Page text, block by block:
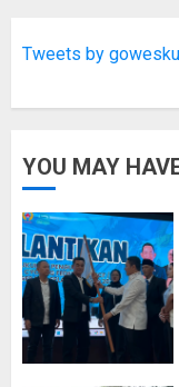
Tweets by gowesku
YOU MAY